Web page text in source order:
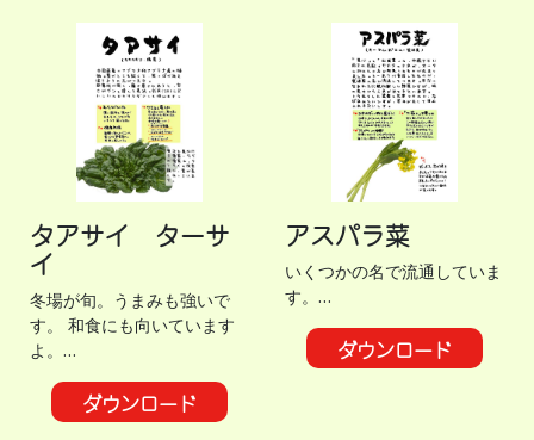
タアサイ ターサ
イ
冬場が旬。うまみも強いで
す。 和食にも向いています
よ。…
ダウンロード
アスパラ菜
いくつかの名で流通していま
す。…
ダウンロード